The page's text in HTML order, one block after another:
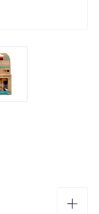
View larger image